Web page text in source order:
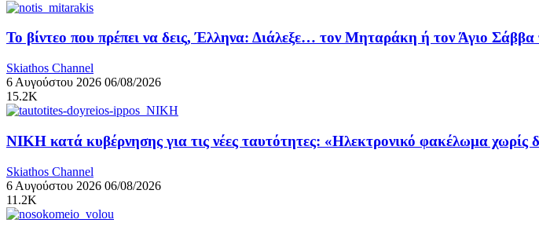
Το βίντεο που πρέπει να δεις, Έλληνα: Διάλεξε… τον Μηταράκη ή τον Άγιο Σάββα
Skiathos Channel
6 Αυγούστου 2026 06/08/2026
15.2K
ΝΙΚΗ κατά κυβέρνησης για τις νέες ταυτότητες: «Ηλεκτρονικό φακέλωμα χωρίς
Skiathos Channel
6 Αυγούστου 2026 06/08/2026
11.2K